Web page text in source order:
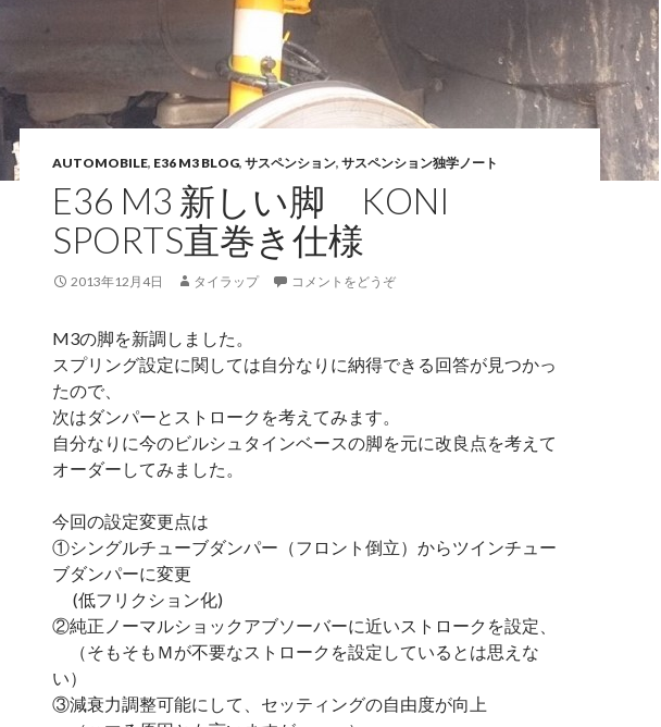
AUTOMOBILE, E36 M3 BLOG, サスペンション, サスペンション独学ノート
E36 M3 新しい脚 KONI
SPORTS直巻き仕様
2013年12月4日 タイラップ コメントをどうぞ
M3の脚を新調しました。
スプリング設定に関しては自分なりに納得できる回答が見つかっ
たので、
次はダンパーとストロークを考えてみます。
自分なりに今のビルシュタインベースの脚を元に改良点を考えて
オーダーしてみました。
今回の設定変更点は
①シングルチューブダンパー（フロント倒立）からツインチュー
ブダンパーに変更
(低フリクション化)
②純正ノーマルショックアブソーバーに近いストロークを設定、
（そもそもＭが不要なストロークを設定しているとは思えな
い）
③減衰力調整可能にして、セッティングの自由度が向上